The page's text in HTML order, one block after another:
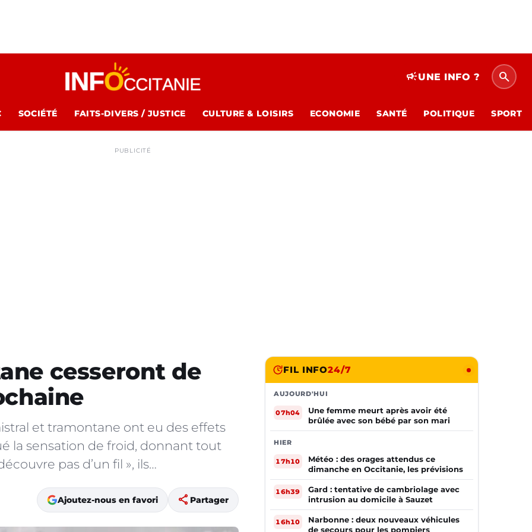
campaignUNE INFO ? search
SOCIÉTÉ FAITS-DIVERS / JUSTICE CULTURE & LOISIRS ECONOMIE SANTÉ POLITIQUE SPORT
PUBLICITÉ
cesseront de
et tramontane ont eu des effets
la sensation de froid, donnant tout
pas d’un fil », ils…
Ajoutez-nous en favori share Partager
FIL INFO24/7
AUJOURD'HUI
07h04
Une femme meurt après avoir été
brûlée avec son bébé par son mari
HIER
17h10
Météo : des orages attendus ce
dimanche en Occitanie, les prévisions
16h39
Gard : tentative de cambriolage avec
intrusion au domicile à Sauzet
16h10
Narbonne : deux nouveaux véhicules
de secours pour les pompiers